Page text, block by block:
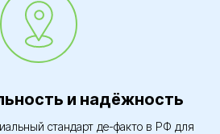
и надёжность
стандарт де-факто в РФ для